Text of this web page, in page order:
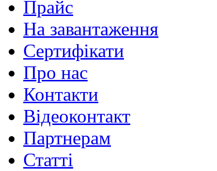
Прайс
На завантаження
Сертифікати
Про нас
Контакти
Відеоконтакт
Партнерам
Статті